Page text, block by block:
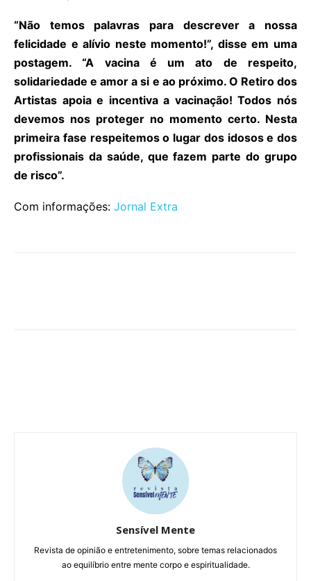
“Não temos palavras para descrever a nossa
felicidade e alívio neste momento!”, disse em uma
postagem. “A vacina é um ato de respeito,
solidariedade e amor a si e ao próximo. O Retiro dos
Artistas apoia e incentiva a vacinação! Todos nós
devemos nos proteger no momento certo. Nesta
primeira fase respeitemos o lugar dos idosos e dos
profissionais da saúde, que fazem parte do grupo
de risco”.
Com informações: Jornal Extra
Sensível Mente
Revista de opinião e entretenimento, sobre temas relacionados
ao equilíbrio entre mente corpo e espiritualidade.